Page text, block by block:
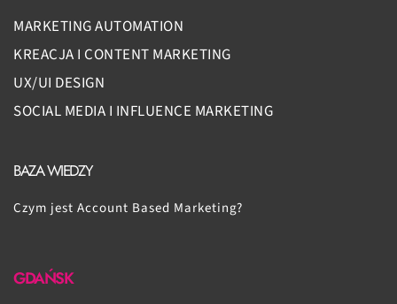
MARKETING AUTOMATION
KREACJA I CONTENT MARKETING
UX/UI DESIGN
SOCIAL MEDIA I INFLUENCE MARKETING
BAZA WIEDZY
Czym jest Account Based Marketing?
GDAŃSK